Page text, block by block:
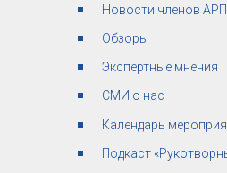
Новости членов
Обзоры
Экспертные мнения
СМИ о нас
Календарь
Подкаст